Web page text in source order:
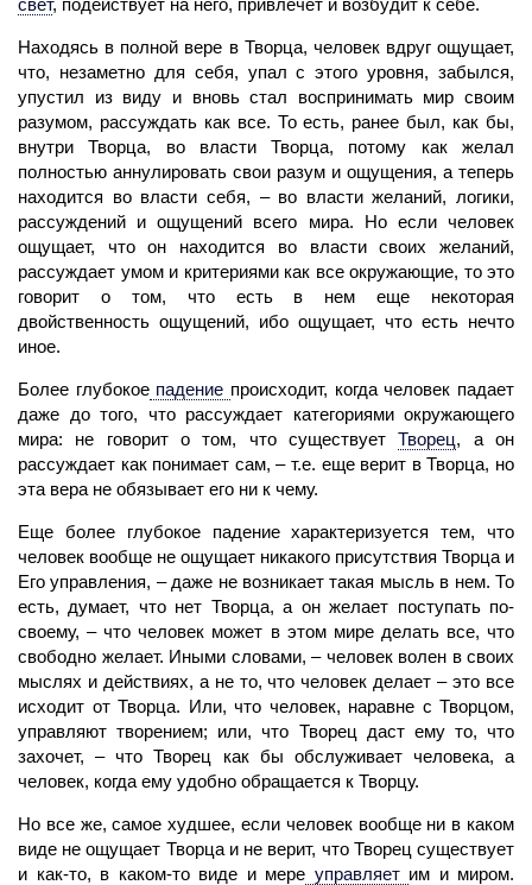
Находясь в полной вере в Творца, человек вдруг ощущает,
что, незаметно для себя, упал с этого уровня, забылся,
упустил из виду и вновь стал воспринимать мир своим
разумом, рассуждать как все. То есть, ранее был, как бы,
внутри Творца, во власти Творца, потому как желал
полностью аннулировать свои разум и ощущения, а теперь
находится во власти себя, – во власти желаний, логики,
рассуждений и ощущений всего мира. Но если человек
ощущает, что он находится во власти своих желаний,
рассуждает умом и критериями как все окружающие, то это
говорит о том, что есть в нем еще некоторая
двойственность ощущений, ибо ощущает, что есть нечто
иное.
Более глубокоепадение происходит, когдачеловек падает
даже до того, что рассуждает категориями окружающего
мира: не говорит о том, что существует
Творец, а он
рассуждает как понимает сам, – т.е. еще верит в Творца, но
эта вера не обязывает его ни к чему.
Еще более глубокоепадениехарактеризуется тем, что
человек вообще не ощущает никакого присутствия Творца и
Его управления, – даже не возникает такая мысль в нем. То
есть, думает, что нет Творца, а он желает поступать по-
своему, – что человек может в этом мире делать все, что
свободно желает. Иными словами, – человек волен в своих
мыслях и действиях, а не то, что человек делает – это все
исходит от Творца. Или, что человек, наравне с Творцом,
управляют творением; или, что Творец даст ему то, что
захочет, – что Творец как бы обслуживает человека, а
человек, когда ему удобно обращается к Творцу.
Но все же, самое худшее, если человек вообще ни в каком
виде не ощущает Творца и не верит, чтоТворецсуществует
и как-то, в каком-то виде и мере управляет им и миром.